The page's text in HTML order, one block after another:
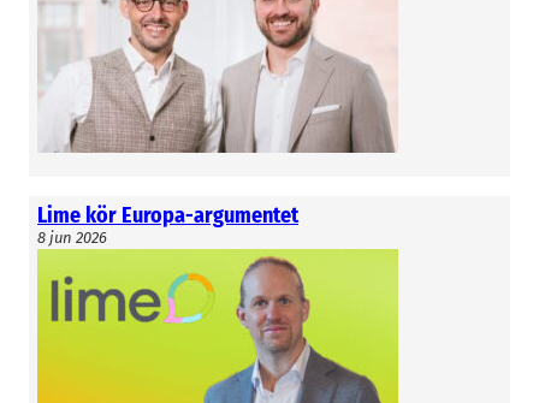
Lime kör Europa-argumentet
8 jun 2026